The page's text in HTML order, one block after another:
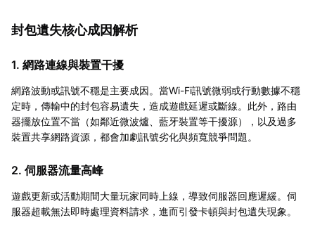
封包遺失核心成因解析
1. 網路連線與裝置干擾
網路波動或訊號不穩是主要成因。當Wi-Fi訊號微弱或行動數據不穩
定時，傳輸中的封包容易遺失，造成遊戲延遲或斷線。此外，路由
器擺放位置不當（如鄰近微波爐、藍牙裝置等干擾源），以及過多
裝置共享網路資源，都會加劇訊號劣化與頻寬競爭問題。
2. 伺服器流量高峰
遊戲更新或活動期間大量玩家同時上線，導致伺服器回應遲緩。伺
服器超載無法即時處理資料請求，進而引發卡頓與封包遺失現象。